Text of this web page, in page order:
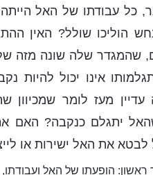
כל עבודתו של האל
הוליכו שולל? האין
שהמגדר שלה שונה מזה של
אינו יכול להיות
מעז לומר
שהאל יתגלם כנקבה?
את האל ישירות או
הופעתו של האל